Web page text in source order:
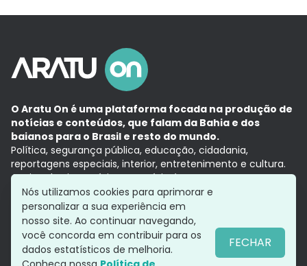
O Aratu On é uma plataforma focada na produção de
notícias e conteúdos, que falam da Bahia e dos
baianos para o Brasil e resto do mundo.
Política, segurança pública, educação, cidadania,
reportagens especiais, interior, entretenimento e cultura.
Aqui, tudo vira notícia e a notícia é no tempo presente,
com a credibilidade do Grupo Aratu.
Grupo Aratu
Política de privacidade
Siga-nos
Nós utilizamos cookies para aprimorar e
personalizar a sua experiência em
nosso site. Ao continuar navegando,
você concorda em contribuir para os
dados estatísticos de melhoria.
FECHAR